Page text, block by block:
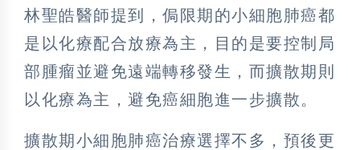
林聖皓醫師提到，侷限期的小細胞肺癌都
是以化療配合放療為主，目的是要控制局
部腫瘤並避免遠端轉移發生，而擴散期則
以化療為主，避免癌細胞進一步擴散。
擴散期小細胞肺癌治療選擇不多，預後更